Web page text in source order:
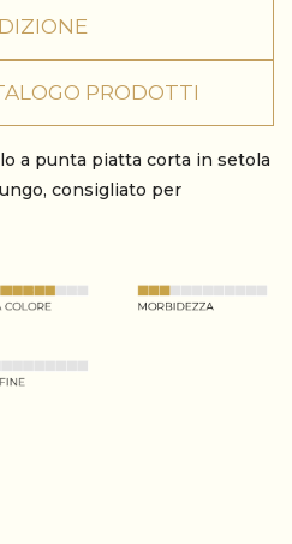
PRODOTTI
a punta piatta corta in setola
consigliato per